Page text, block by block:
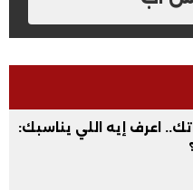
اعرف إيه اللي يناسبك: